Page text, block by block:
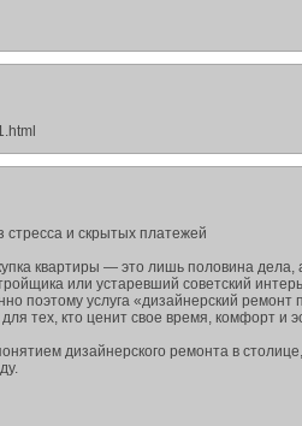
стресса и скрытых платежей
квартиры — это лишь половина дела,
или устаревший советский
поэтому услуга «дизайнерский ремонт
тех, кто ценит свое время, комфорт и
дизайнерского ремонта в столице,